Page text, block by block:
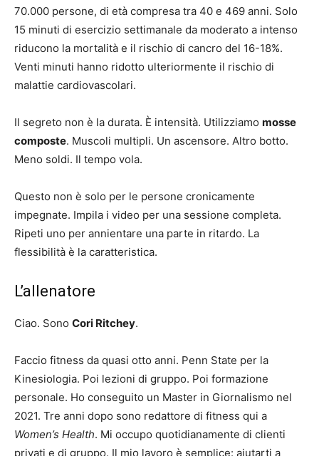
70.000 persone, di età compresa tra 40 e 469 anni. Solo
15 minuti di esercizio settimanale da moderato a intenso
riducono la mortalità e il rischio di cancro del 16-18%.
Venti minuti hanno ridotto ulteriormente il rischio di
malattie cardiovascolari.
Il segreto non è la durata. È intensità. Utilizziamo mosse
composte. Muscoli multipli. Un ascensore. Altro botto.
Meno soldi. Il tempo vola.
Questo non è solo per le persone cronicamente
impegnate. Impila i video per una sessione completa.
Ripeti uno per annientare una parte in ritardo. La
flessibilità è la caratteristica.
L’allenatore
Ciao. Sono Cori Ritchey.
Faccio fitness da quasi otto anni. Penn State per la
Kinesiologia. Poi lezioni di gruppo. Poi formazione
personale. Ho conseguito un Master in Giornalismo nel
2021. Tre anni dopo sono redattore di fitness qui a
Women’s Health. Mi occupo quotidianamente di clienti
privati ​​e di gruppo. Il mio lavoro è semplice: aiutarti a